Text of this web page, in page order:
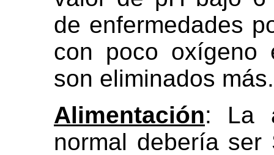
de enfermedades
con poco oxígeno
son eliminados más.
Alimentación: La
normal debería ser